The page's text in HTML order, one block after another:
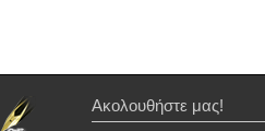
Ακολουθήστε μας!